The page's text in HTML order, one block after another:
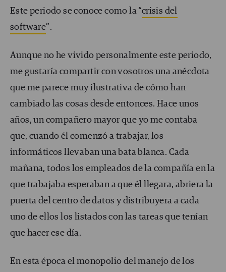
Este periodo se conoce como la “crisis del
software”.
Aunque no he vivido personalmente este periodo,
me gustaría compartir con vosotros una anécdota
que me parece muy ilustrativa de cómo han
cambiado las cosas desde entonces. Hace unos
años, un compañero mayor que yo me contaba
que, cuando él comenzó a trabajar, los
informáticos llevaban una bata blanca. Cada
mañana, todos los empleados de la compañía en la
que trabajaba esperaban a que él llegara, abriera la
puerta del centro de datos y distribuyera a cada
uno de ellos los listados con las tareas que tenían
que hacer ese día.
En esta época el monopolio del manejo de los